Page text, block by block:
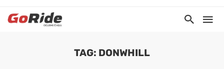
TAG: DONWHILL